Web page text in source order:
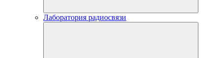
Лаборатория радиосвязи